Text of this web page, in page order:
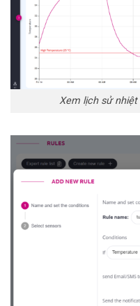
Xem lịch sử